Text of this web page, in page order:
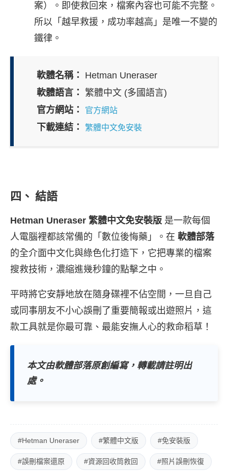
案）。即使救回來，檔案內容也可能不完整。
所以「越早救援，成功率越高」是唯一不變的
鐵律。
軟體名稱：
Hetman Uneraser
軟體語言： 繁體中文 (多國語言)
官方網站：
官方網站
下載連結： 繁體中文免安裝
四、 結語
Hetman Uneraser 繁體中文免安裝版 是一款每個
人電腦裡都該常備的「數位後悔藥」。在 軟體部落
的全介面中文化與綠色化打造下，它把專業的檔案
搜救技術，濃縮進幾秒鐘的點擊之中。
平時將它安靜地放在隨身碟裡不佔空間，一旦自己
或同事朋友不小心誤刪了重要簡報或出遊照片，這
款工具就是你最可靠、最能安撫人心的救命稻草！
本文由軟體部落原創編寫，轉載請註明出
處。
#Hetman Uneraser #繁體中文版 #免安裝版
#誤刪檔案還原 #資源回收筒救回 #照片誤刪恢復